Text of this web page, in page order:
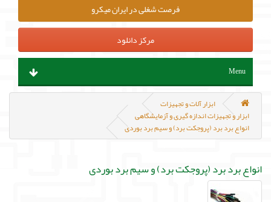
فرصت شغلی در ایران میکرو
مرکز دانلود
Menu
ابزار آلات و تجهیزات
قطعات الکترونیک
سنسور و ماژول
پروگرامر ، هدربورد و مینی کامپیوتر
ابزار آلات و تجهیزات
ابزار و تجهیزات اندازه گیری و آزمایشگاهی
انواع برد برد (پروجکت برد) و سیم برد بوردی
انواع برد برد (پروجکت برد) و سیم برد بوردی